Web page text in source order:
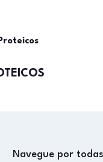
Navegue por